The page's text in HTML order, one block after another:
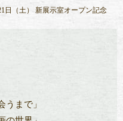
日（土） 新展示室オープン記念
うまで」